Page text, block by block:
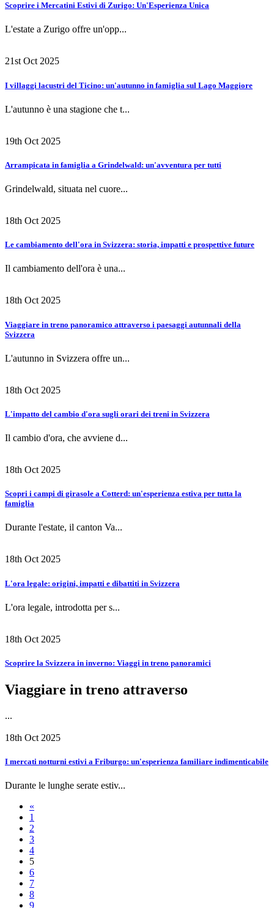
Scoprire i Mercatini Estivi di Zurigo: Un'Esperienza Unica
L'estate a Zurigo offre un'opp...
21st Oct 2025
I villaggi lacustri del Ticino: un'autunno in famiglia sul Lago Maggiore
L'autunno è una stagione che t...
19th Oct 2025
Arrampicata in famiglia a Grindelwald: un'avventura per tutti
Grindelwald, situata nel cuore...
18th Oct 2025
Le cambiamento dell'ora in Svizzera: storia, impatti e prospettive future
Il cambiamento dell'ora è una...
18th Oct 2025
Viaggiare in treno panoramico attraverso i paesaggi autunnali della
Svizzera
L'autunno in Svizzera offre un...
18th Oct 2025
L'impatto del cambio d'ora sugli orari dei treni in Svizzera
Il cambio d'ora, che avviene d...
18th Oct 2025
Scopri i campi di girasole a Cotterd: un'esperienza estiva per tutta la
famiglia
Durante l'estate, il canton Va...
18th Oct 2025
L'ora legale: origini, impatti e dibattiti in Svizzera
L'ora legale, introdotta per s...
18th Oct 2025
Scoprire la Svizzera in inverno: Viaggi in treno panoramici
Viaggiare in treno attraverso
...
18th Oct 2025
I mercati notturni estivi a Friburgo: un'esperienza familiare indimenticabile
Durante le lunghe serate estiv...
«
1
2
3
4
5
6
7
8
9